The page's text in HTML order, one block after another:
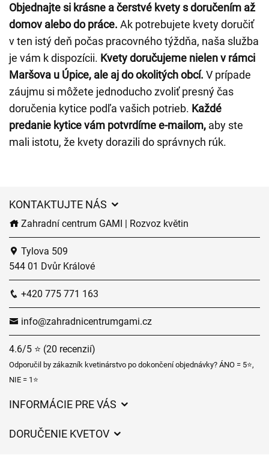
Objednajte si krásne a čerstvé kvety s doručením až
domov alebo do práce. Ak potrebujete kvety doručiť
v ten istý deň počas pracovného týždňa, naša služba
je vám k dispozícii. Kvety doručujeme nielen v rámci
Maršova u Úpice, ale aj do okolitých obcí. V prípade
záujmu si môžete jednoducho zvoliť presný čas
doručenia kytice podľa vašich potrieb. Každé
predanie kytice vám potvrdíme e-mailom, aby ste
mali istotu, že kvety dorazili do správnych rúk.
KONTAKTUJTE NÁS
Zahradní centrum GAMI | Rozvoz květin
Tylova 509
544 01 Dvůr Králové
+420 775 771 163
info@zahradnicentrumgami.cz
4.6/5 ⭐ (20 recenzií)
Odporučil by zákazník kvetinárstvo po dokončení objednávky? ÁNO = 5⭐,
NIE = 1⭐
INFORMÁCIE PRE VÁS
DORUČENIE KVETOV